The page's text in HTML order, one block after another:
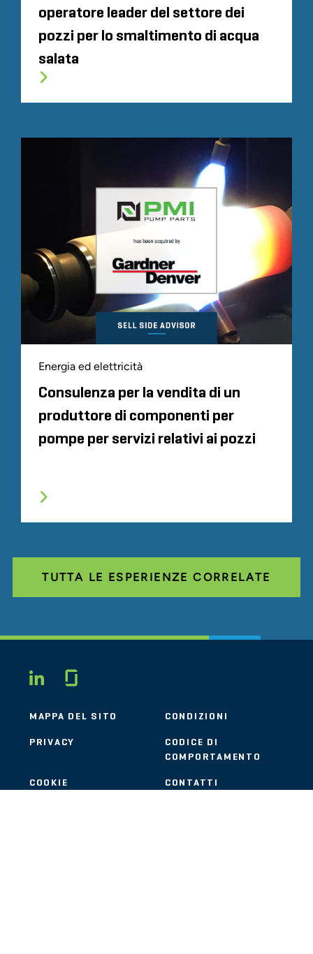
operatore leader del settore dei
pozzi per lo smaltimento di acqua
salata
Energia ed elettricità
Consulenza per la vendita di un
produttore di componenti per
pompe per servizi relativi ai pozzi
TUTTA LE ESPERIENZE CORRELATE
LINKEDIN
MAPPA DEL SITO CONDIZIONI
PRIVACY
CODICE DI
COMPORTAMENTO
COOKIE CONTATTI